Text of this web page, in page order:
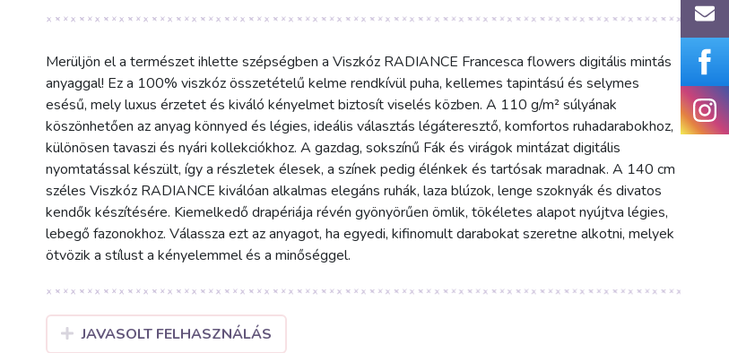
Merüljön el a természet ihlette szépségben a Viszkóz RADIANCE Francesca flowers digitális mintás
anyaggal! Ez a 100% viszkóz összetételű kelme rendkívül puha, kellemes tapintású és selymes
esésű, mely luxus érzetet és kiváló kényelmet biztosít viselés közben. A 110 g/m² súlyának
köszönhetően az anyag könnyed és légies, ideális választás légáteresztő, komfortos ruhadarabokhoz,
különösen tavaszi és nyári kollekciókhoz. A gazdag, sokszínű Fák és virágok mintázat digitális
nyomtatással készült, így a részletek élesek, a színek pedig élénkek és tartósak maradnak. A 140 cm
széles Viszkóz RADIANCE kiválóan alkalmas elegáns ruhák, laza blúzok, lenge szoknyák és divatos
kendők készítésére. Kiemelkedő drapériája révén gyönyörűen ömlik, tökéletes alapot nyújtva légies,
lebegő fazonokhoz. Válassza ezt az anyagot, ha egyedi, kifinomult darabokat szeretne alkotni, melyek
ötvözik a stílust a kényelemmel és a minőséggel.
JAVASOLT FELHASZNÁLÁS